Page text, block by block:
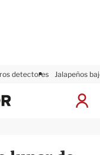
detectores Jalapeños
I
x
s